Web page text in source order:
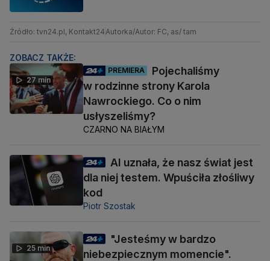
Źródło: tvn24.pl, Kontakt24 Autorka/Autor: FC, as/ tam
ZOBACZ TAKŻE:
27 min
PREMIERA
Pojechaliśmy
w rodzinne strony Karola
Nawrockiego. Co o nim
usłyszeliśmy?
CZARNO NA BIAŁYM
AI uznała, że nasz świat jest
dla niej testem. Wpuściła złośliwy
kod
Piotr Szostak
25 min
"Jesteśmy w bardzo
niebezpiecznym momencie".